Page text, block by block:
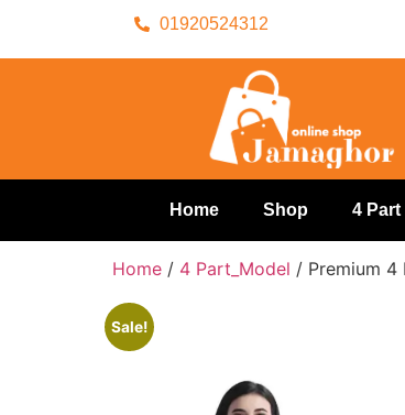
01920524312
Home Shop 4
Home / 4 Part_Model / Premium 4
Sale!